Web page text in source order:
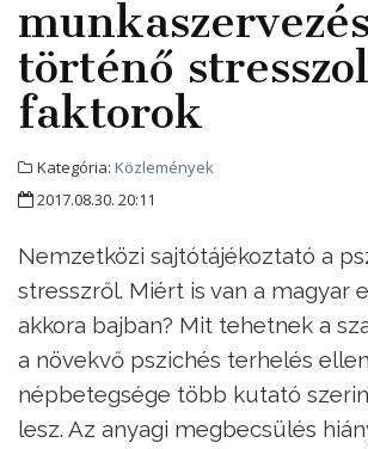
történő
faktorok
Kategória: Közlemények
2017.08.30. 20:11
Nemzetközi sajtótájékoztató a
stresszről. Miért is van a magyar
akkora bajban? Mit tehetnek a
a növekvő pszichés terhelés
népbetegsége több kutató
lesz. Az anyagi megbecsülés